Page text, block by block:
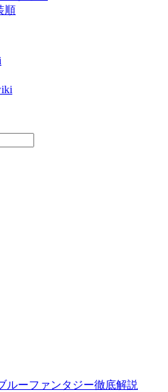
順
ルーファンタジー徹底解説